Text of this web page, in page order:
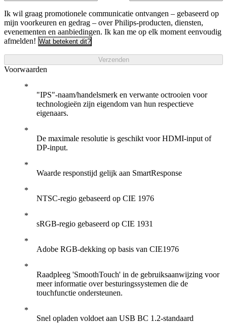
Ik wil graag promotionele communicatie ontvangen – gebaseerd op
mijn voorkeuren en gedrag – over Philips-producten, diensten,
evenementen en aanbiedingen. Ik kan me op elk moment eenvoudig
afmelden! Wat betekent dit?
Verzenden
Voorwaarden
"IPS"-naam/handelsmerk en verwante octrooien voor
technologieën zijn eigendom van hun respectieve
eigenaars.
De maximale resolutie is geschikt voor HDMI-input of
DP-input.
Waarde responstijd gelijk aan SmartResponse
NTSC-regio gebaseerd op CIE 1976
sRGB-regio gebaseerd op CIE 1931
Adobe RGB-dekking op basis van CIE1976
Raadpleeg 'SmoothTouch' in de gebruiksaanwijzing voor
meer informatie over besturingssystemen die de
touchfunctie ondersteunen.
Snel opladen voldoet aan USB BC 1.2-standaard